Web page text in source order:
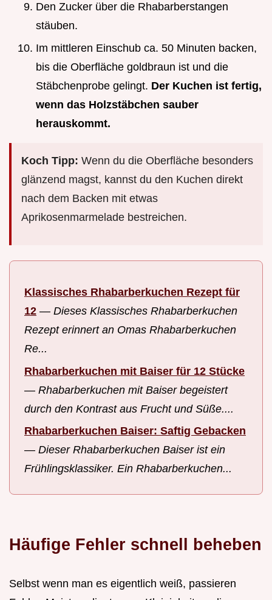
Den Zucker über die Rhabarberstangen
stäuben.
Im mittleren Einschub ca. 50 Minuten backen,
bis die Oberfläche goldbraun ist und die
Stäbchenprobe gelingt. Der Kuchen ist fertig,
wenn das Holzstäbchen sauber
herauskommt.
Koch Tipp: Wenn du die Oberfläche besonders
glänzend magst, kannst du den Kuchen direkt
nach dem Backen mit etwas
Aprikosenmarmelade bestreichen.
Klassisches Rhabarberkuchen Rezept für
12 — Dieses Klassisches Rhabarberkuchen
Rezept erinnert an Omas Rhabarberkuchen
Re...
Rhabarberkuchen mit Baiser für 12 Stücke
— Rhabarberkuchen mit Baiser begeistert
durch den Kontrast aus Frucht und Süße....
Rhabarberkuchen Baiser: Saftig Gebacken
— Dieser Rhabarberkuchen Baiser ist ein
Frühlingsklassiker. Ein Rhabarberkuchen...
Häufige Fehler schnell beheben
Selbst wenn man es eigentlich weiß, passieren